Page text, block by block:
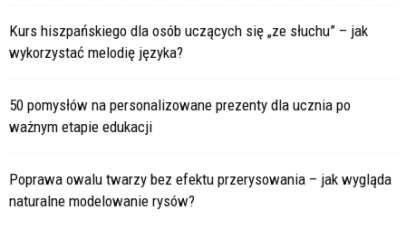
Kurs hiszpańskiego dla osób uczących się „ze słuchu” – jak
wykorzystać melodię języka?
50 pomysłów na personalizowane prezenty dla ucznia po
ważnym etapie edukacji
Poprawa owalu twarzy bez efektu przerysowania – jak wygląda
naturalne modelowanie rysów?